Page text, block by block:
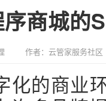
商城的
作者：云管家服务社区
化的商业